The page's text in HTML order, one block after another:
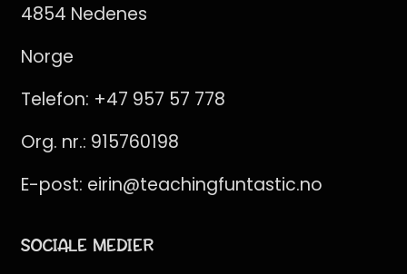
4854 Nedenes
Norge
Telefon: +47 957 57 778
Org. nr.: 915760198
E-post: eirin@teachingfuntastic.no
SOCIALE MEDIER